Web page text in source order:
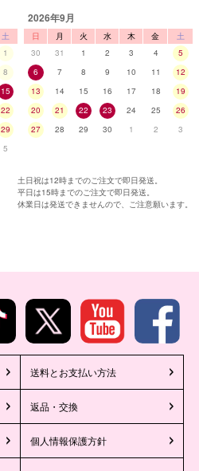
土
1
8
15
22
29
5
2026年9月
日 月 火 水 木 金
土
30
31 1 2 3 4
5
6
7 8 9 10 11
12
13
14 15 16 17 18
19
20
21 22 23 24 25
26
27
28 29 30 1 2 3
土日祝は12時までのご注文で即日発送。
平日は15時までのご注文で即日発送。
休業日は発送できませんので、ご注意願います。
送料とお支払い方法
返品・交換
個人情報保護方針